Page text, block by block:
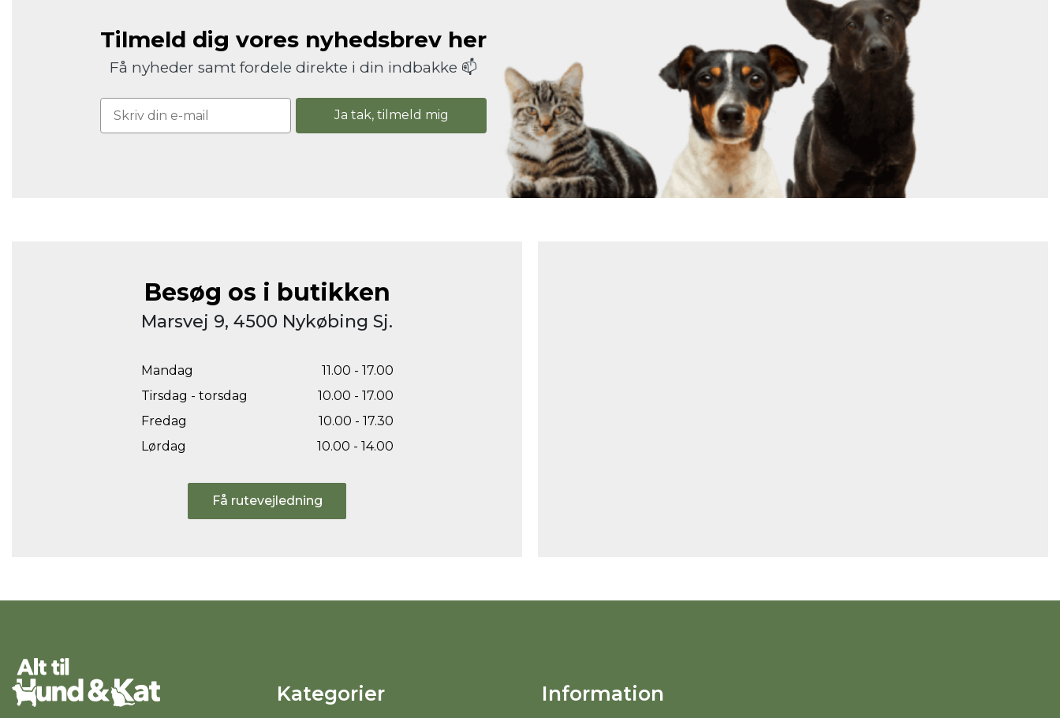
Tilmeld dig vores nyhedsbrev her
Få nyheder samt fordele direkte i din indbakke 📫
Ja tak, tilmeld mig
Besøg os i butikken
Marsvej 9, 4500 Nykøbing Sj.
Mandag
11.00 - 17.00
Tirsdag - torsdag
10.00 - 17.00
Fredag
10.00 - 17.30
Lørdag
10.00 - 14.00
Få rutevejledning
Kategorier Information